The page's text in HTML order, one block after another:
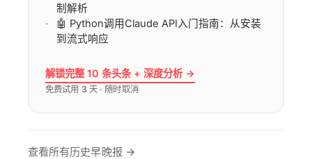
制解析
🤖 Python调用Claude API入门指南：从安装
到流式响应
解锁完整 10 条头条 + 深度分析 →
免费试用 3 天 · 随时取消
查看所有历史早晚报 →